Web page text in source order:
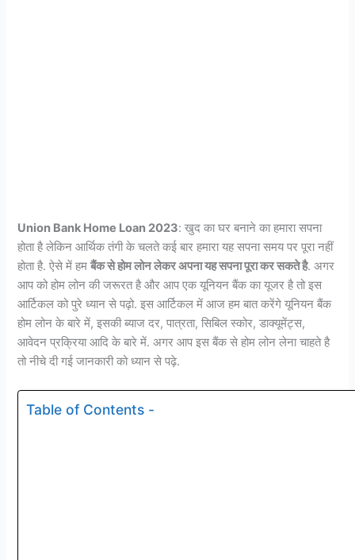
Union Bank Home Loan 2023: खुद का घर बनाने का हमारा सपना
होता है लेकिन आर्थिक तंगी के चलते कई बार हमारा यह सपना समय पर पूरा नहीं
होता है. ऐसे में हमबैंक से होम लोन लेकर अपना यह सपना पूरा कर सकते है. अगर
आप को होम लोन की जरूरत है और आप एक यूनियन बैंक का यूजर है तो इस
आर्टिकल को पुरे ध्यान से पढ़ो. इस आर्टिकल में आज हम बात करेंगे यूनियन बैंक
होम लोन के बारे में, इसकी ब्याज दर, पात्रता, सिबिल स्कोर, डाक्यूमेंट्स,
आवेदन प्रक्रिया आदि के बारे में. अगर आप इस बैंक से होम लोन लेना चाहते है
तो नीचे दी गई जानकारी को ध्यान से पढ़े.
Table of Contents -